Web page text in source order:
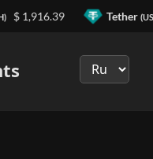
$ 1,916.39 Tether